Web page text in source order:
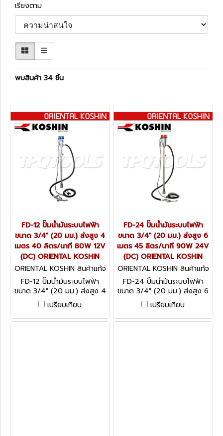
เรียงตาม
พบสินค้า 34 ชิ้น
FD-12 ปั๊มน้ำมันระบบไฟฟ้า
ขนาด 3/4" (20 มม.) ส่งสูง 4
เมตร 40 ลิตร/นาที 80W 12V
(DC) ORIENTAL KOSHIN
ORIENTAL KOSHIN สินค้าแท้จ
ากโรงงานผู้ผลิต FD-12
FD-12 ปั๊มน้ำมันระบบไฟฟ้า
ขนาด 3/4" (20 มม.) ส่งสูง 4
เมตร 40 ลิตร/นาที 80W 12V
(DC) ORIENTAL KOSHIN
เปรียบเทียบ
FD-24 ปั๊มน้ำมันระบบไฟฟ้า
ขนาด 3/4" (20 มม.) ส่งสูง 6
เมตร 45 ลิตร/นาที 90W 24V
(DC) ORIENTAL KOSHIN
ORIENTAL KOSHIN สินค้าแท้จ
ากโรงงานผู้ผลิต FD-24
FD-24 ปั๊มน้ำมันระบบไฟฟ้า
ขนาด 3/4" (20 มม.) ส่งสูง 6
เมตร 45 ลิตร/นาที 90W 24V
(DC) ORIENTAL KOSHIN
เปรียบเทียบ